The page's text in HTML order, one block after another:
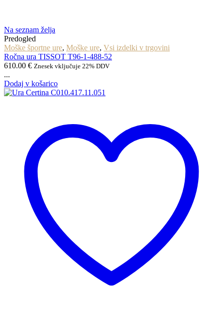
Na seznam želja
Predogled
Moške športne ure, Moške ure, Vsi izdelki v trgovini
Ročna ura TISSOT T96-1-488-52
610.00 € Znesek vključuje 22% DDV
...
Dodaj v košarico